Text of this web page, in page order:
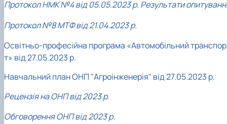
Протокол НМК №4 від 05.05.2023 р. Результати
Протокол №8 МТФ від 21.04.2023 р.
Освітньо-професійна програма «Автомобільний транспор
т» від 27.05.2023 р.
Навчальний план ОНП "Агроінженерія" від 27.05.2023 р.
Рецензія на ОНП від 2023 р.
Обговорення ОНП від 2023 р.